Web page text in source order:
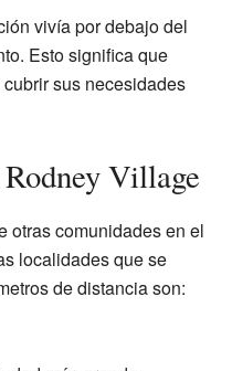
vivía por debajo del
Esto significa que
sus necesidades
Village
otras comunidades en el
localidades que se
de distancia son: